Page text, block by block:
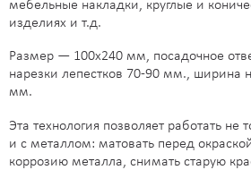
мебельные накладки, круглые и
изделиях и т.д.
Размер — 100х240 мм, посадочное
нарезки лепестков 70-90 мм., ширина
мм.
Эта технология позволяет работать не
и с металлом: матовать перед
коррозию металла, снимать старую